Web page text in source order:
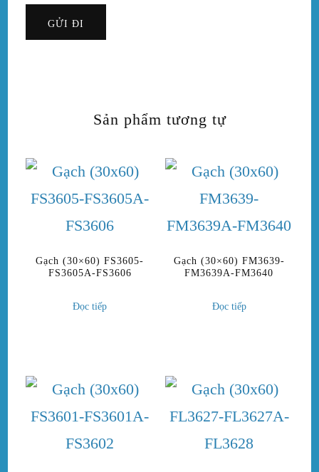
Sản phẩm tương tự
Gạch (30×60) FS3605-
FS3605A-FS3606
Đọc tiếp
Gạch (30×60) FM3639-
FM3639A-FM3640
Đọc tiếp